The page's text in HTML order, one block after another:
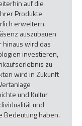
auf die
Produkte
erweitern.
auszubauen
hinaus wird das
investieren,
zu
wird in Zukunft
und Kultur
und
Bedeutung haben.